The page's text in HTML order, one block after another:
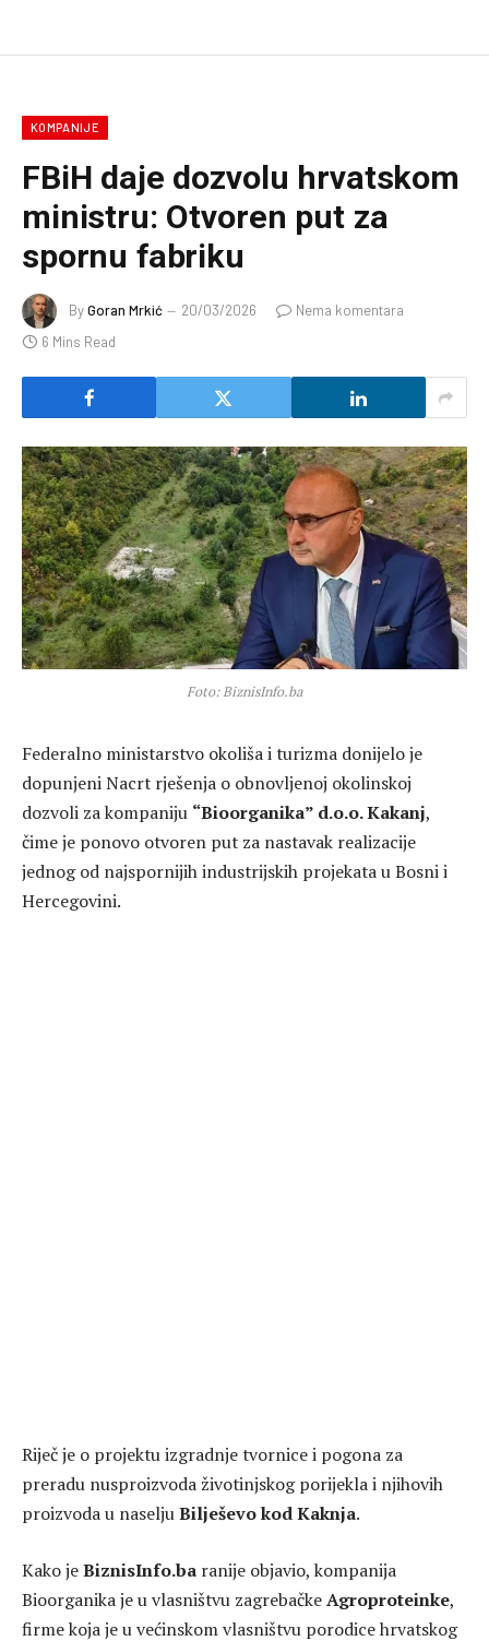
KOMPANIJE
FBiH daje dozvolu hrvatskom
ministru: Otvoren put za
spornu fabriku
ByGoran Mrkić 20/03/2026
Nema komentara
6 Mins Read
Foto: BiznisInfo.ba
Federalno ministarstvo okoliša i turizma donijelo je
dopunjeni Nacrt rješenja o obnovljenoj okolinskoj
dozvoli za kompaniju “Bioorganika” d.o.o. Kakanj,
čime je ponovo otvoren put za nastavak realizacije
jednog od najspornijih industrijskih projekata u Bosni i
Hercegovini.
Riječ je o projektu izgradnje tvornice i pogona za
preradu nusproizvoda životinjskog porijekla i njihovih
proizvoda u naseljuBilješevo kod Kaknja.
Kako jeBiznisInfo.ba ranije objavio, kompanija
Bioorganika je u vlasništvu zagrebačkeAgroproteinke,
firme koja je u većinskom vlasništvu porodice hrvatskog